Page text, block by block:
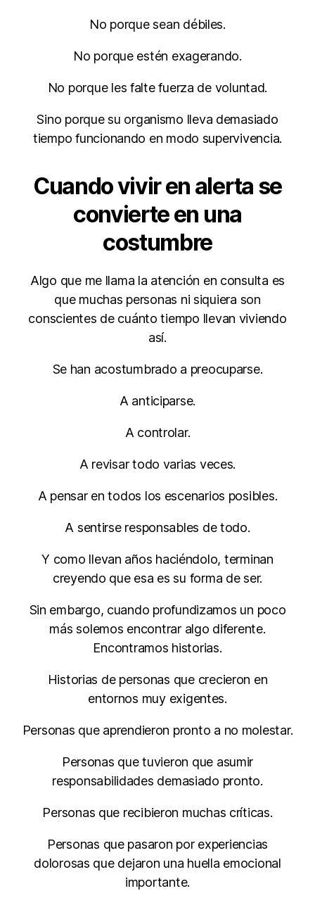
No porque sean débiles.
No porque estén exagerando.
No porque les falte fuerza de voluntad.
Sino porque su organismo lleva demasiado
tiempo funcionando en modo supervivencia.
Cuando vivir en alerta se
convierte en una
costumbre
Algo que me llama la atención en consulta es
que muchas personas ni siquiera son
conscientes de cuánto tiempo llevan viviendo
así.
Se han acostumbrado a preocuparse.
A anticiparse.
A controlar.
A revisar todo varias veces.
A pensar en todos los escenarios posibles.
A sentirse responsables de todo.
Y como llevan años haciéndolo, terminan
creyendo que esa es su forma de ser.
Sin embargo, cuando profundizamos un poco
más solemos encontrar algo diferente.
Encontramos historias.
Historias de personas que crecieron en
entornos muy exigentes.
Personas que aprendieron pronto a no molestar.
Personas que tuvieron que asumir
responsabilidades demasiado pronto.
Personas que recibieron muchas críticas.
Personas que pasaron por experiencias
dolorosas que dejaron una huella emocional
importante.